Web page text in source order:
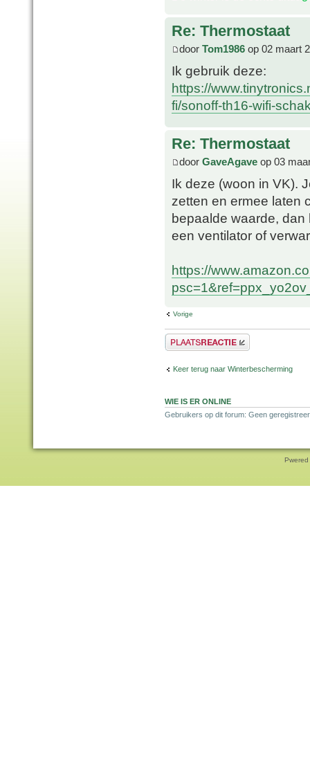
Re: Thermostaat
door Tom1986 op 02 maart
Ik gebruik deze:
https://
fi/sonoff-th16-wifi-
Re: Thermostaat
door GaveAgave op 03
Ik deze (woon in VK).
zetten en ermee laten
bepaalde waarde,
een ventilator of
https://
Vorige
Plaats een reactie
Keer terug naar Winterbescherming
WIE IS ER ONLINE
Gebruikers op dit forum: Geen